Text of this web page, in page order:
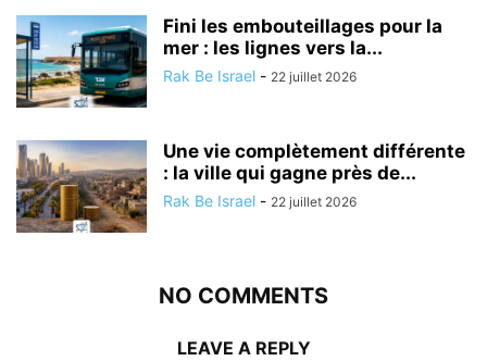
Fini les embouteillages pour la
mer : les lignes vers la...
Rak Be Israel - 22 juillet 2026
Une vie complètement différente
: la ville qui gagne près de...
Rak Be Israel - 22 juillet 2026
NO COMMENTS
LEAVE A REPLY